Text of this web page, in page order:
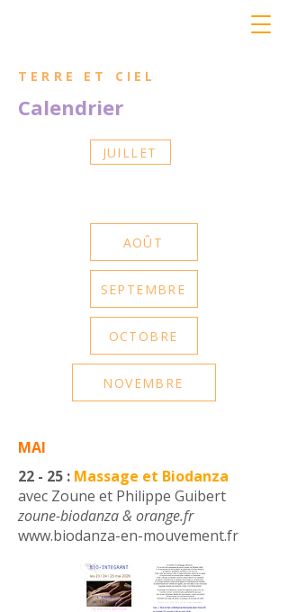
TERRE ET CIEL
Calendrier
JUILLET
AOÛT
SEPTEMBRE
OCTOBRE
NOVEMBRE
MAI
22 - 25 : Massage et Biodanza
avec Zoune et Philippe Guibert
​zoune-biodanza & orange.fr
www.biodanza-en-mouvement.fr